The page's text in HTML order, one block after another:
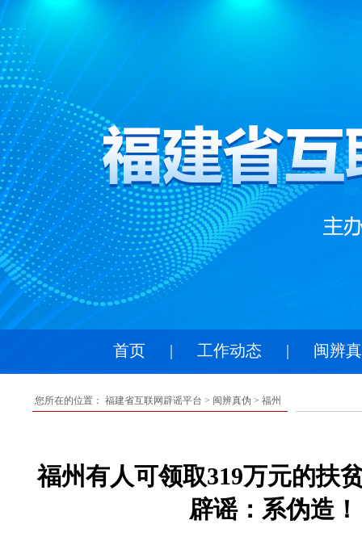
首页 | 工作动态 | 闽辨
您所在的位置： 福建省互联网辟谣平台 > 闽辨真伪 > 福州
福州有人可领取319万元的扶
辟谣：系伪造！